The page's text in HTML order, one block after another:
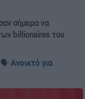
σήμερα να
billionaires του
🗣️ Ανοικτό για